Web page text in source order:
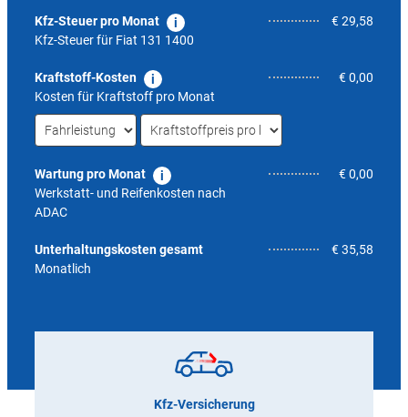
Kfz-Steuer pro Monat
Kfz-Steuer für Fiat 131 1400
€ 29,58
Kraftstoff-Kosten
Kosten für Kraftstoff pro Monat
€ 0,00
Wartung pro Monat
Werkstatt- und Reifenkosten nach
ADAC
€ 0,00
Unterhaltungskosten gesamt
Monatlich
€ 35,58
Kfz-Versicherung